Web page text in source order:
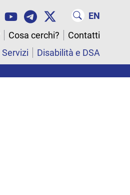
EN
Cosa cerchi?
Contatti
Servizi Disabilità e DSA